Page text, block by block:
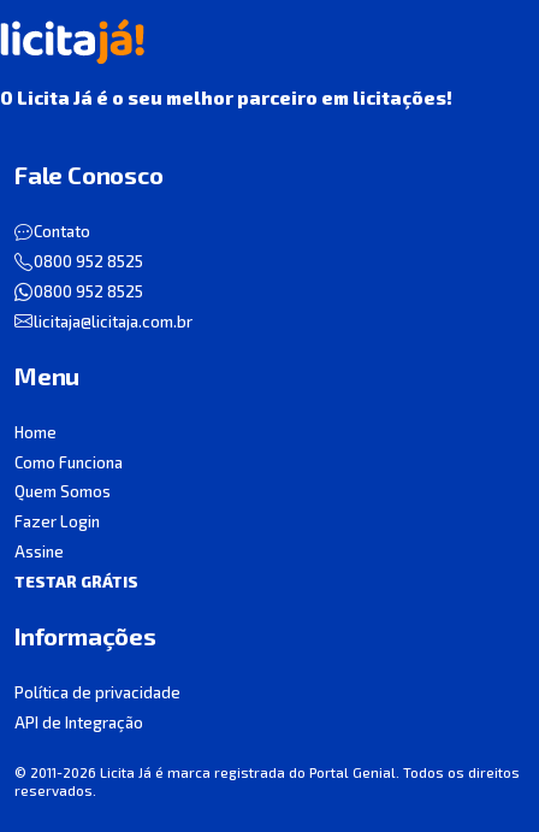
O Licita Já é o seu melhor parceiro em licitações!
Fale Conosco
Contato
0800 952 8525
0800 952 8525
licitaja@licitaja.com.br
Menu
Home
Como Funciona
Quem Somos
Fazer Login
Assine
TESTAR GRÁTIS
Informações
Política de privacidade
API de Integração
© 2011-2026 Licita Já é marca registrada do Portal Genial. Todos os direitos
reservados.